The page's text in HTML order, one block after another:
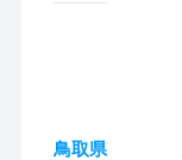
鳥取県